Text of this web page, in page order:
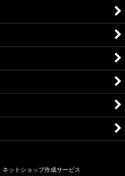
ネットショップ作成サービス